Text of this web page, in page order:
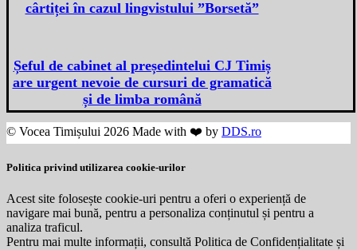
cârtiței în cazul lingvistului ”Borsetă”
Șeful de cabinet al președintelui CJ Timiș
are urgent nevoie de cursuri de gramatică
și de limba română
© Vocea Timișului 2026 Made with ❤️ by DDS.ro
Politica privind utilizarea cookie-urilor
Acest site folosește cookie-uri pentru a oferi o experiență de
navigare mai bună, pentru a personaliza conținutul și pentru a
analiza traficul.
Pentru mai multe informații, consultă Politica de Confidențialitate și